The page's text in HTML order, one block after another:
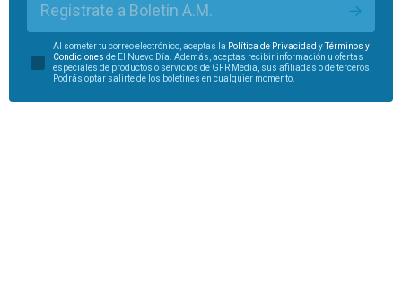
Regístrate a Boletín A.M.
Al someter tu correo electrónico, aceptas la Política de Privacidad y
Términos y
Condiciones de El Nuevo Día. Además, aceptas recibir información u ofertas
especiales de productos o servicios de GFR Media, sus afiliadas o de terceros.
Podrás optar salirte de los boletines en cualquier momento.